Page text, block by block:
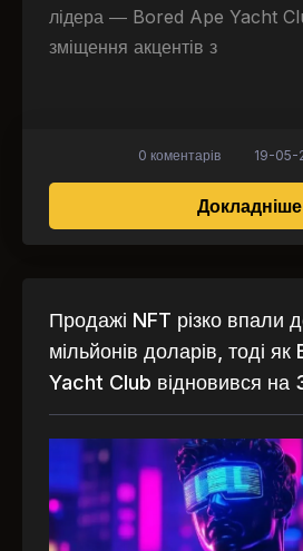
лідера — Bored Ape Yacht
зміщення акцентів з
Докладніше
0 коментарів 19-05-
Продажі NFT різко впали
мільйонів доларів, тоді
Yacht Club відновився на